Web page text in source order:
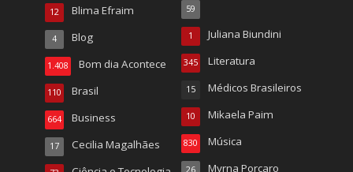
Blima Efraim
12
Blog
4
Bom dia Acontece
1.408
Brasil
110
Business
664
Cecilia Magalhães
17
59
Juliana Biundini
1
Literatura
345
Médicos Brasileiros
15
Mikaela Paim
10
Música
830
Myrna Porcaro
26